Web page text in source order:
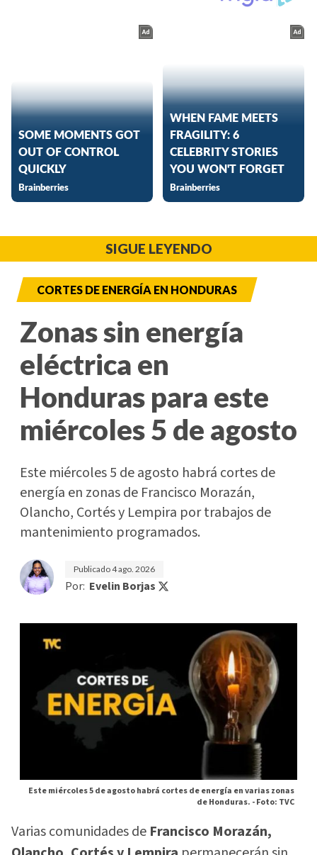
SIGUE LEYENDO
CORTES DE ENERGÍA EN HONDURAS
Zonas sin energía
eléctrica en
Honduras para este
miércoles 5 de agosto
Este miércoles 5 de agosto habrá cortes de
energía en zonas de Francisco Morazán,
Olancho, Cortés y Lempira por trabajos de
mantenimiento programados.
Publicado4 ago. 2026
Por: Evelin Borjas
Este miércoles 5 de agosto habrá cortes de energía en varias zonas
de Honduras. -Foto: TVC
Varias comunidades de Francisco Morazán,